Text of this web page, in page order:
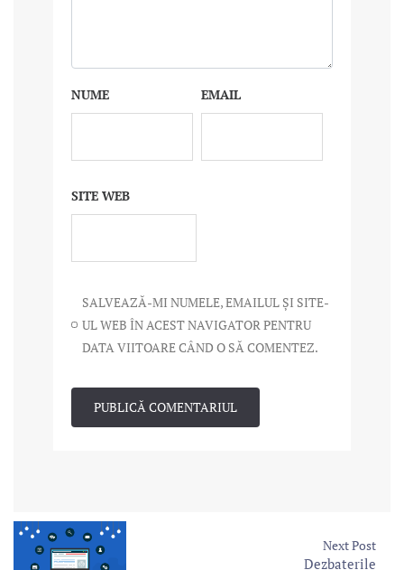
NUME EMAIL
SITE WEB
SALVEAZĂ-MI NUMELE, EMAILUL ȘI SITE-
UL WEB ÎN ACEST NAVIGATOR PENTRU
DATA VIITOARE CÂND O SĂ COMENTEZ.
Next Post
Dezbaterile